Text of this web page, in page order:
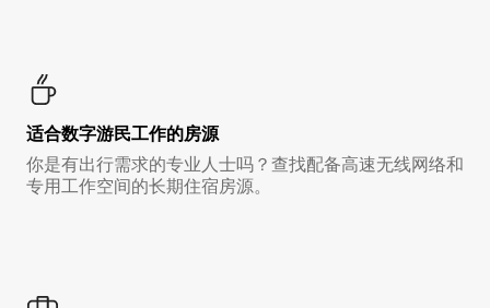
适合数字游民工作的房源
你是有出行需求的专业人士吗？查找配备高速无线网络和
专用工作空间的长期住宿房源。